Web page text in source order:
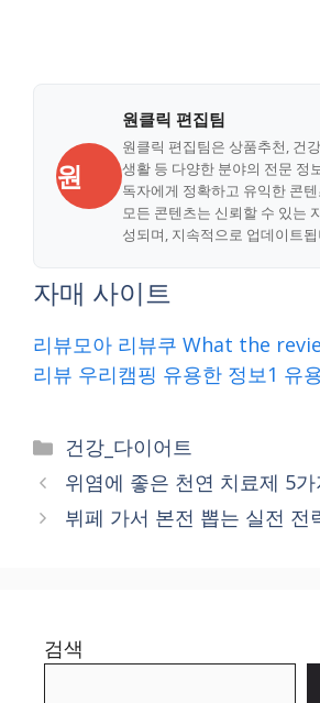
원
원클릭 편집팀
원클릭 편집팀은 상품추천, 건
생활 등 다양한 분야의 전문 정
독자에게 정확하고 유익한 콘
모든 콘텐츠는 신뢰할 수 있는
성되며, 지속적으로 업데이트
자매 사이트
리뷰모아 리뷰쿠 What the
리뷰 우리캠핑 유용한 정보1 유
Categories
건강_다이어트
위염에 좋은 천연 치료제 5가
뷔페 가서 본전 뽑는 실전 전
검색